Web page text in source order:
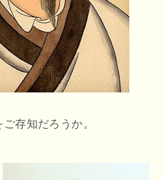
存知だろうか。